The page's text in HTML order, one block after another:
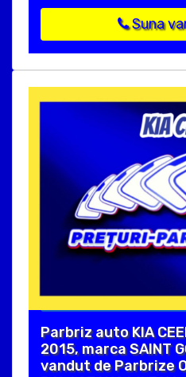
Suna
Parbriz auto KIA
2015, marca SAINT
vandut de Parbrize